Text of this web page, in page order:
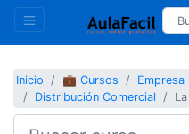
Inicio 💼 Cursos Empresa
Distribución Comercial